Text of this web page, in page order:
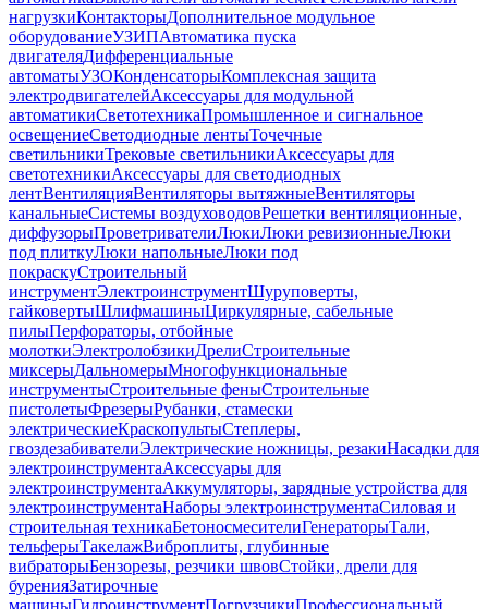
нагрузкиКонтакторыДополнительное модульное
оборудованиеУЗИПАвтоматика пуска
двигателяДифференциальные
автоматыУЗОКонденсаторыКомплексная защита
электродвигателейАксессуары для модульной
автоматикиСветотехникаПромышленное и сигнальное
освещениеСветодиодные лентыТочечные
светильникиТрековые светильникиАксессуары для
светотехникиАксессуары для светодиодных
лентВентиляцияВентиляторы вытяжныеВентиляторы
канальныеСистемы воздуховодовРешетки вентиляционные,
диффузорыПроветривателиЛюкиЛюки ревизионныеЛюки
под плиткуЛюки напольныеЛюки под
покраскуСтроительный
инструментЭлектроинструментШуруповерты,
гайковертыШлифмашиныЦиркулярные, сабельные
пилыПерфораторы, отбойные
молоткиЭлектролобзикиДрелиСтроительные
миксерыДальномерыМногофункциональные
инструментыСтроительные феныСтроительные
пистолетыФрезерыРубанки, стамески
электрическиеКраскопультыСтеплеры,
гвоздезабивателиЭлектрические ножницы, резакиНасадки для
электроинструментаАксессуары для
электроинструментаАккумуляторы, зарядные устройства для
электроинструментаНаборы электроинструментаСиловая и
строительная техникаБетоносмесителиГенераторыТали,
тельферыТакелажВиброплиты, глубинные
вибраторыБензорезы, резчики швовСтойки, дрели для
буренияЗатирочные
машиныГидроинструментПогрузчикиПрофессиональный